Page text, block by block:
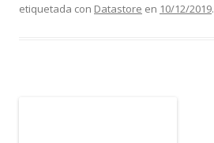
etiquetada con Datastore en 10/12/2019.